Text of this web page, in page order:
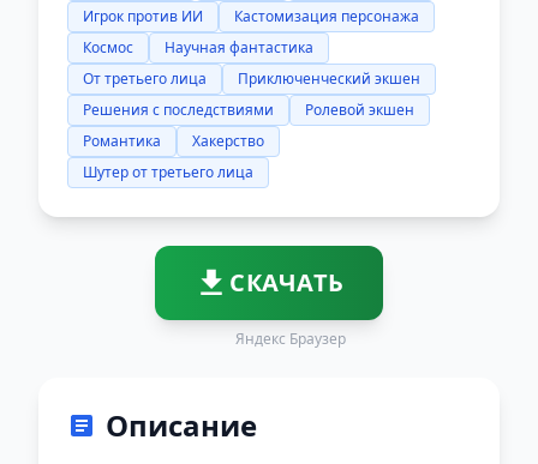
Игрок против ИИ
Кастомизация персонажа
Космос
Научная фантастика
От третьего лица
Приключенческий экшен
Решения с последствиями
Ролевой экшен
Романтика
Хакерство
Шутер от третьего лица
СКАЧАТЬ
Яндекс Браузер
Описание